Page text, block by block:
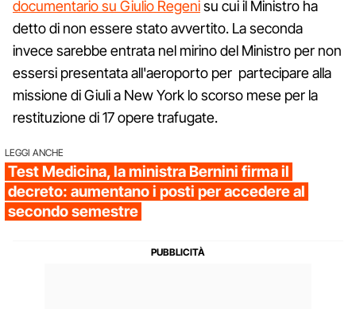
documentario su Giulio Regenisu cui il Ministro ha
detto di non essere stato avvertito. La seconda
invece sarebbe entrata nel mirino del Ministro per non
essersi presentata all'aeroporto per partecipare alla
missione di Giuli a New York lo scorso mese per la
restituzione di 17 opere trafugate.
LEGGI ANCHE
Test Medicina, la ministra Bernini firma il
decreto: aumentano i posti per accedere al
secondo semestre